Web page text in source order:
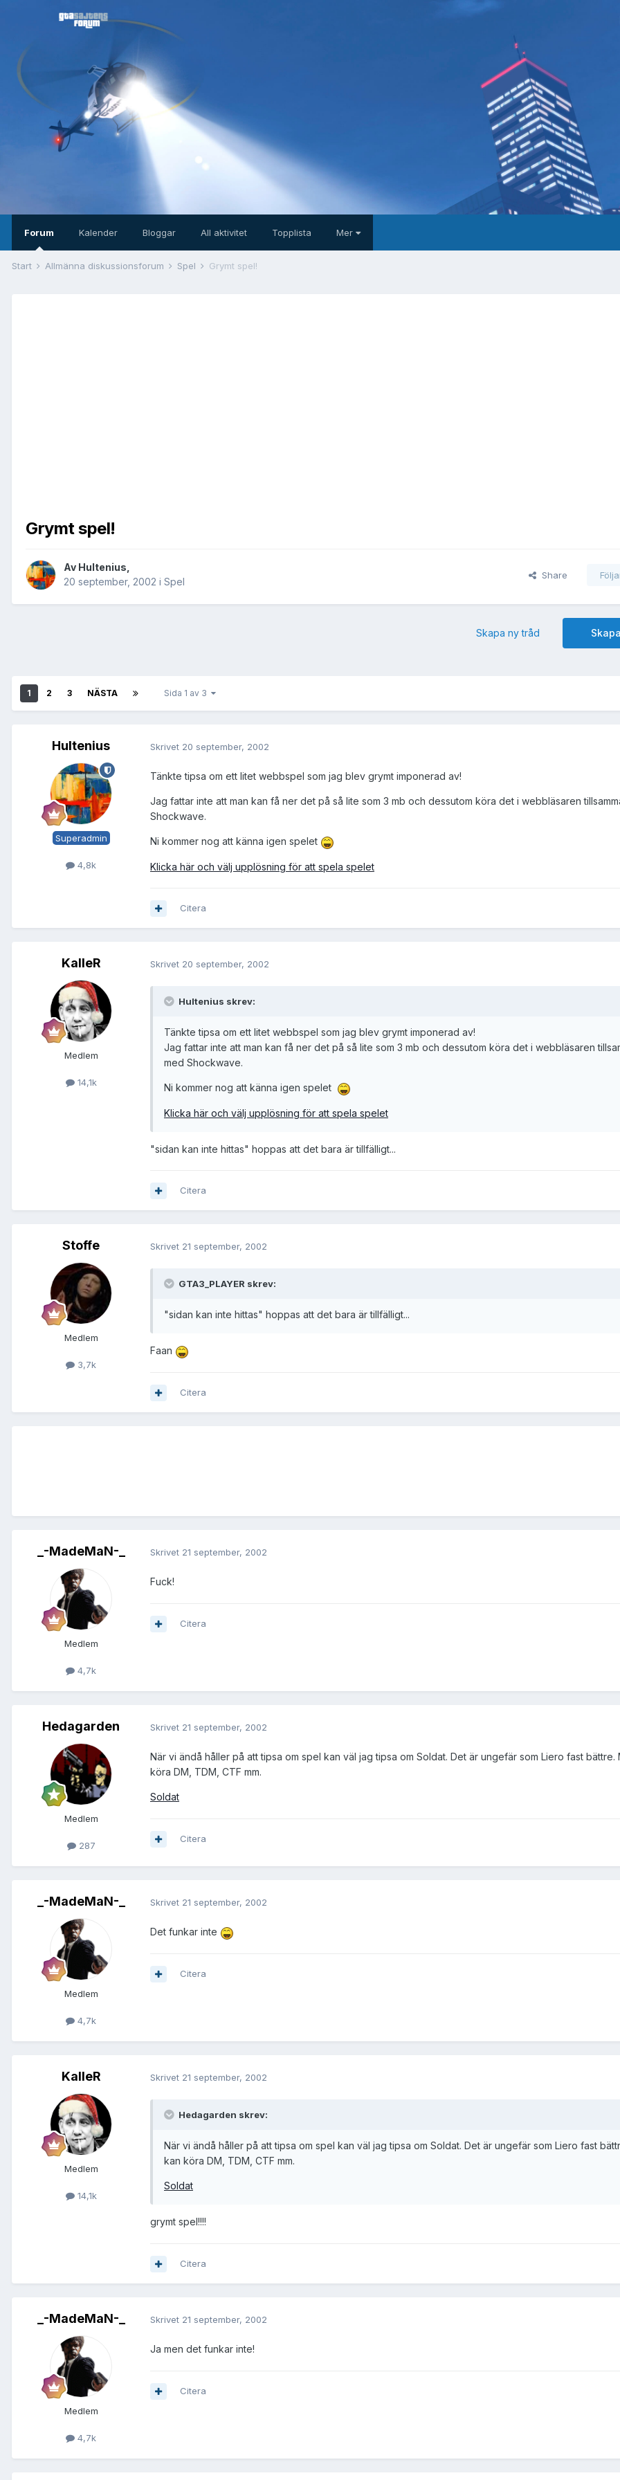
Forum Kalender Bloggar All aktivitet Topplista Mer
Start Allmänna diskussionsforum Spel Grymt spel!
Grymt spel!
Av Hultenius
20 september, 2002 i Spel
Share
Skapa ny tråd
1 2 3 NÄSTA Sida 1 av 3
Hultenius
Superadmin
4,8k
Skrivet 20 september, 2002
Tänkte tipsa om ett litet webbspel som jag blev grymt imponerad av!
Jag fattar inte att man kan få ner det på så lite som 3 mb och dessutom köra det i webbläsaren
Shockwave.
Ni kommer nog att känna igen spelet
Klicka här och välj upplösning för att spela spelet
Citera
KalleR
Medlem
14,1k
Skrivet 20 september, 2002
Hultenius skrev:
Tänkte tipsa om ett litet webbspel som jag blev grymt imponerad av!
Jag fattar inte att man kan få ner det på så lite som 3 mb och dessutom köra det i webbläsaren
med Shockwave.
Ni kommer nog att känna igen spelet
Klicka här och välj upplösning för att spela spelet
"sidan kan inte hittas" hoppas att det bara är tillfälligt...
Citera
Stoffe
Medlem
3,7k
Skrivet 21 september, 2002
GTA3_PLAYER skrev:
"sidan kan inte hittas" hoppas att det bara är tillfälligt...
Faan
Citera
_-MadeMaN-_
Medlem
4,7k
Skrivet 21 september, 2002
Fuck!
Citera
Hedagarden
Medlem
287
Skrivet 21 september, 2002
När vi ändå håller på att tipsa om spel kan väl jag tipsa om Soldat. Det är ungefär som Liero fast bättre.
köra DM, TDM, CTF mm.
Soldat
Citera
_-MadeMaN-_
Medlem
4,7k
Skrivet 21 september, 2002
Det funkar inte
Citera
KalleR
Medlem
14,1k
Skrivet 21 september, 2002
Hedagarden skrev:
När vi ändå håller på att tipsa om spel kan väl jag tipsa om Soldat. Det är ungefär som Liero fast
kan köra DM, TDM, CTF mm.
Soldat
grymt spel!!!!
Citera
_-MadeMaN-_
Medlem
4,7k
Skrivet 21 september, 2002
Ja men det funkar inte!
Citera